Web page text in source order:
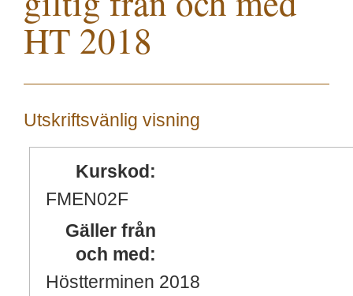
HT 2018
Utskriftsvänlig visning
Kurskod:
FMEN02F
Gäller från
och med:
Höstterminen 2018